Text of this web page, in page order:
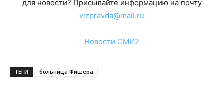
для новости? Присылайте информацию на почту
vlzpravda@mail.ru
Новости СМИ2
ТЕГИ больница Фишера